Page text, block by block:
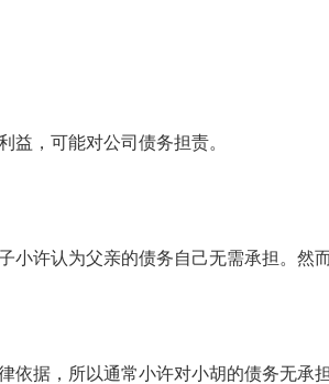
益，可能对公司债务担责。
小许认为父亲的债务自己无需承担。
据，所以通常小许对小胡的债务无承担